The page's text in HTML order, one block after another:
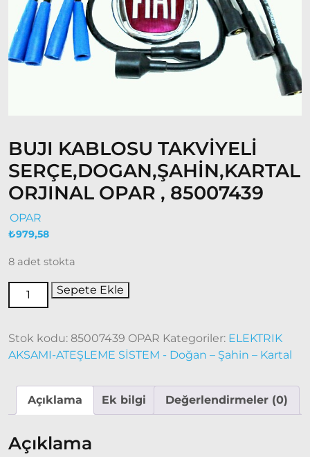
2022
Model
ve Üstü
Doğan
Ducato
1997-
2001
Ducato
2001 –
Modeller
2006 –
2014
Ducato
ve Üstü
BUJI KABLOSU TAKVİYELİ
SERÇE,DOGAN,ŞAHİN,KARTAL
ORJINAL OPAR , 85007439
OPAR
₺979,58
8 adet stokta
Sepete Ekle
Stok kodu: 85007439 OPAR Kategoriler: ELEKTRIK
AKSAMI-ATEŞLEME SİSTEM - Doğan – Şahin – Kartal
Açıklama Ek bilgi Değerlendirmeler (0)
Açıklama